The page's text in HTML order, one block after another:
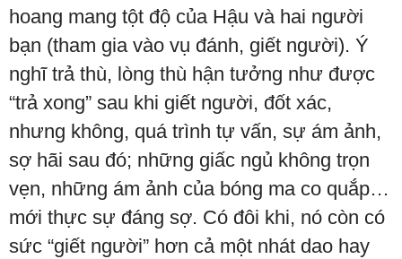
hoang mang tột độ của Hậu và hai người
bạn (tham gia vào vụ đánh, giết người). Ý
nghĩ trả thù, lòng thù hận tưởng như được
“trả xong” sau khi giết người, đốt xác,
nhưng không, quá trình tự vấn, sự ám ảnh,
sợ hãi sau đó; những giấc ngủ không trọn
vẹn, những ám ảnh của bóng ma co quắp…
mới thực sự đáng sợ. Có đôi khi, nó còn có
sức “giết người” hơn cả một nhát dao hay